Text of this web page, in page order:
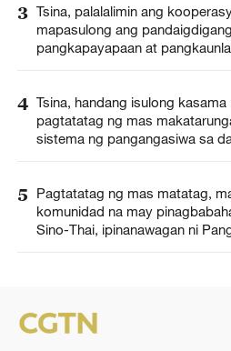
3 Tsina, palalalimin ang
mapasulong ang
pangkapayapaan at
4 Tsina, handang isulong
pagtatatag ng mas
sistema ng pangangasiwa sa
5
Pagtatatag ng mas matatag,
komunidad na may
Sino-Thai, ipinanawagan ni